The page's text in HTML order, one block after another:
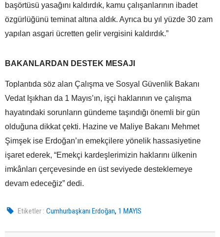
başörtüsü yasağını kaldırdık, kamu çalışanlarının ibadet
özgürlüğünü teminat altına aldık. Ayrıca bu yıl yüzde 30 zam
yapılan asgari ücretten gelir vergisini kaldırdık.”
BAKANLARDAN DESTEK MESAJI
Toplantıda söz alan Çalışma ve Sosyal Güvenlik Bakanı
Vedat Işıkhan da 1 Mayıs’ın, işçi haklarının ve çalışma
hayatındaki sorunların gündeme taşındığı önemli bir gün
olduğuna dikkat çekti. Hazine ve Maliye Bakanı Mehmet
Şimşek ise Erdoğan’ın emekçilere yönelik hassasiyetine
işaret ederek, “Emekçi kardeşlerimizin haklarını ülkenin
imkânları çerçevesinde en üst seviyede desteklemeye
devam edeceğiz” dedi.
Etiketler : Cumhurbaşkanı Erdoğan,1 MAYIS